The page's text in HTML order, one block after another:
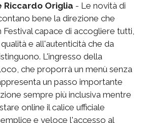
Riccardo Origlia - Le novità di
bene la direzione che
capace di accogliere tutti,
e all'autenticità che da
L'ingresso della
che proporrà un menù senza
un passo importante
sempre più inclusiva mentre
online il calice ufficiale
e veloce l'accesso al